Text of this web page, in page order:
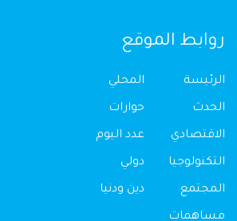
روابط الموقع
الرئيسة
الحدث
الاقتصادي
التكنولوجيا
المجتمع
مساهمات
المحلي
حوارات
عدد اليوم
دولي
دين ودنيا